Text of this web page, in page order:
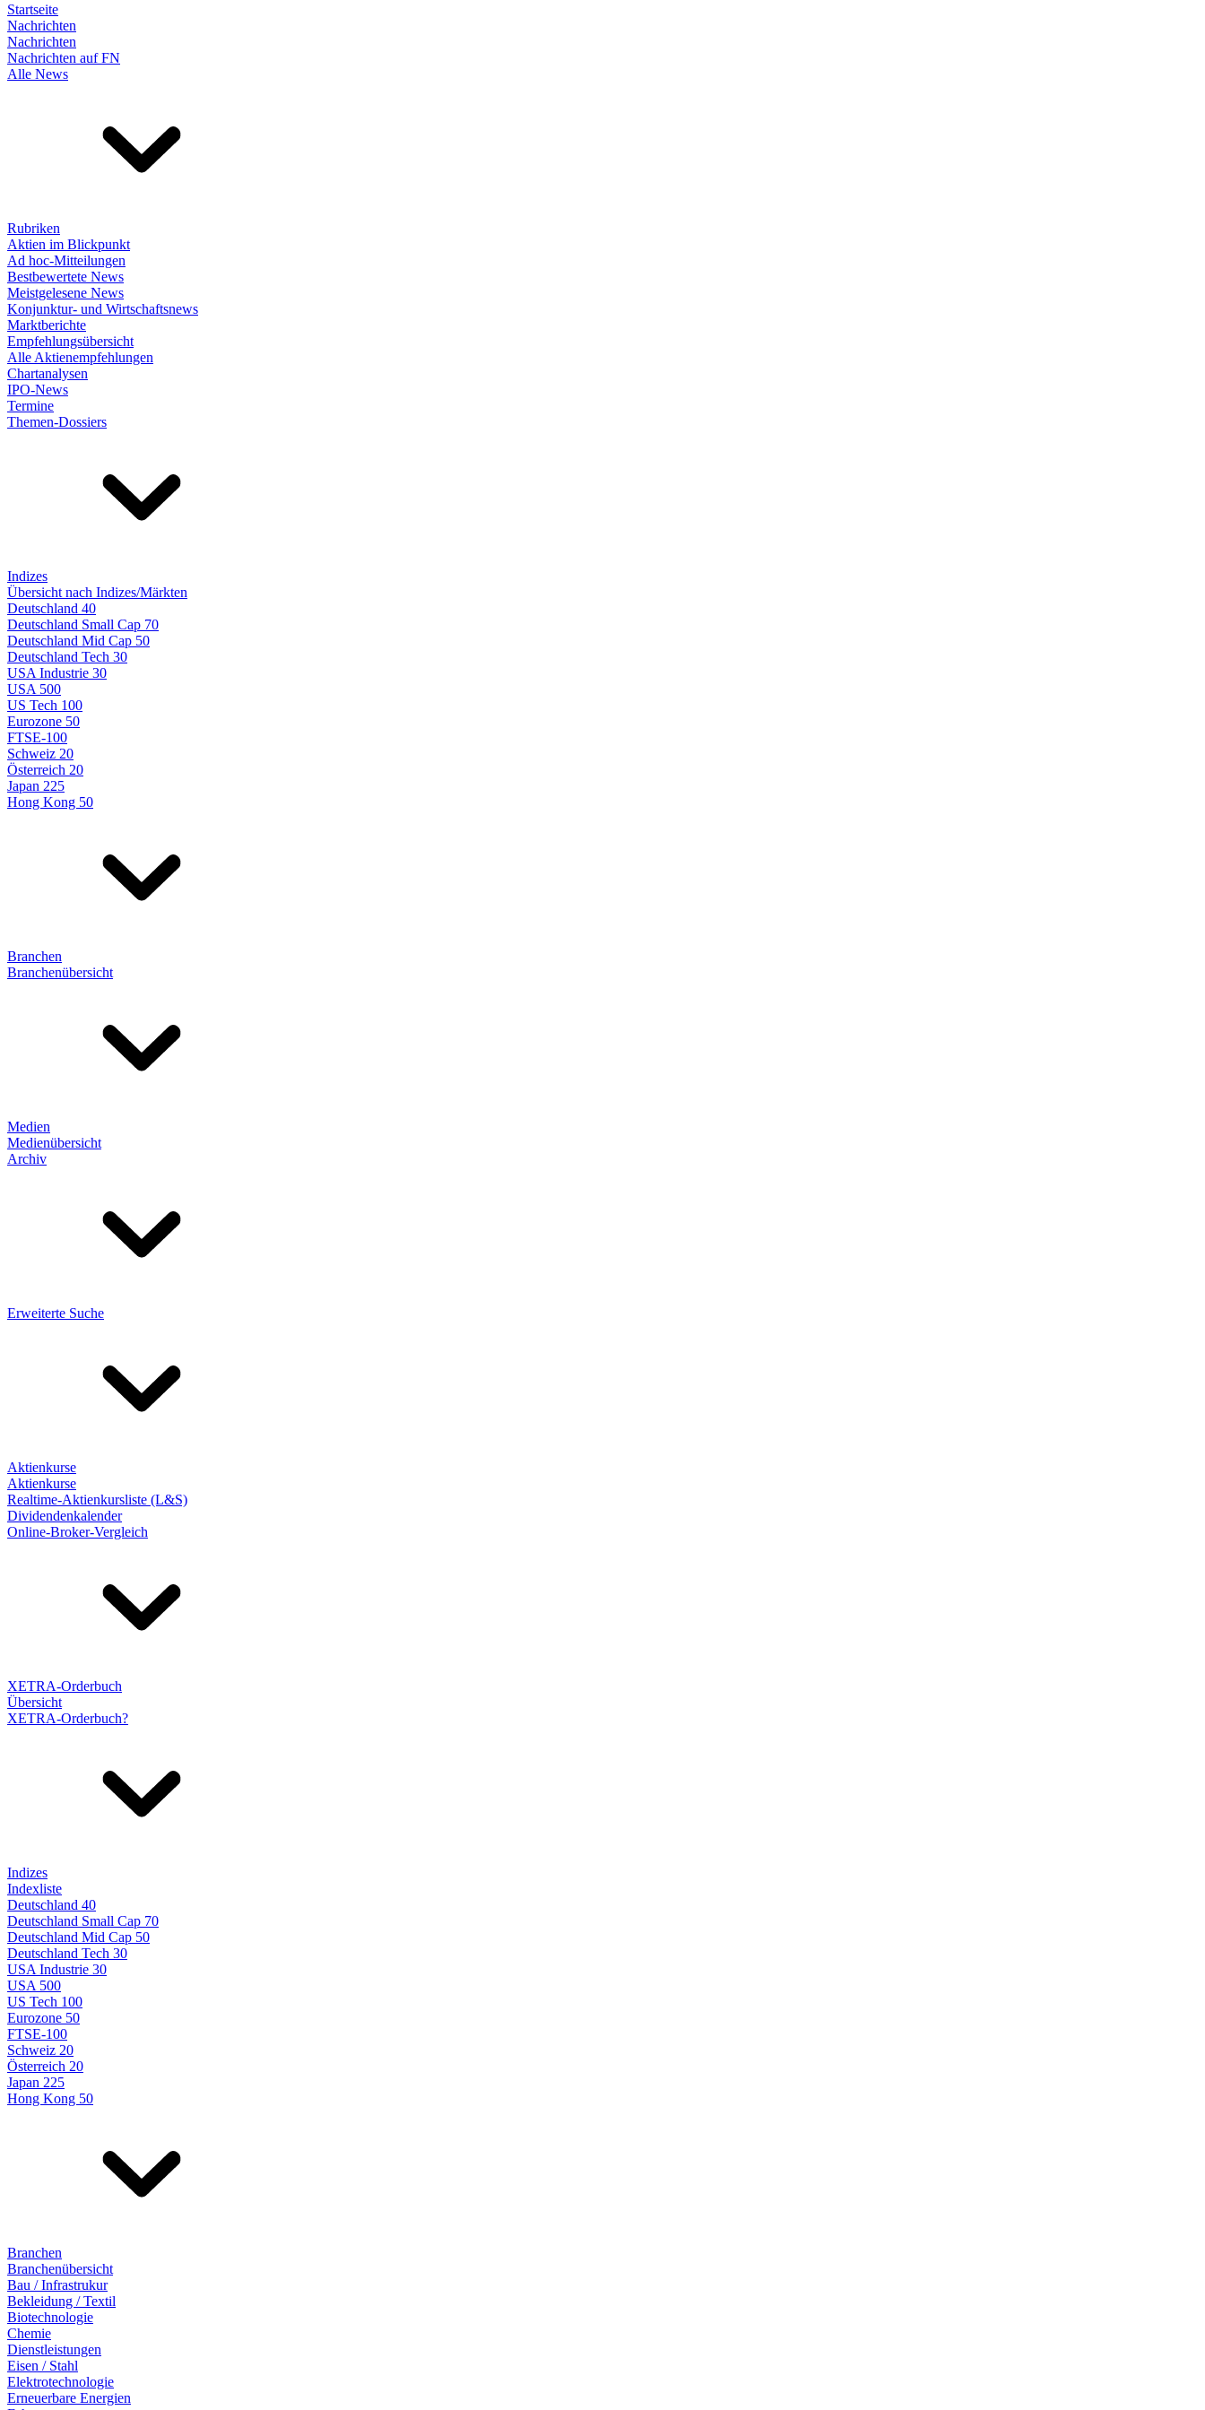
Startseite
Nachrichten
Nachrichten
Nachrichten auf FN
Alle News
Rubriken
Aktien im Blickpunkt
Ad hoc-Mitteilungen
Bestbewertete News
Meistgelesene News
Konjunktur- und Wirtschaftsnews
Marktberichte
Empfehlungsübersicht
Alle Aktienempfehlungen
Chartanalysen
IPO-News
Termine
Themen-Dossiers
Indizes
Übersicht nach Indizes/Märkten
Deutschland 40
Deutschland Small Cap 70
Deutschland Mid Cap 50
Deutschland Tech 30
USA Industrie 30
USA 500
US Tech 100
Eurozone 50
FTSE-100
Schweiz 20
Österreich 20
Japan 225
Hong Kong 50
Branchen
Branchenübersicht
Medien
Medienübersicht
Archiv
Erweiterte Suche
Aktienkurse
Aktienkurse
Realtime-Aktienkursliste (L&S)
Dividendenkalender
Online-Broker-Vergleich
XETRA-Orderbuch
Übersicht
XETRA-Orderbuch?
Indizes
Indexliste
Deutschland 40
Deutschland Small Cap 70
Deutschland Mid Cap 50
Deutschland Tech 30
USA Industrie 30
USA 500
US Tech 100
Eurozone 50
FTSE-100
Schweiz 20
Österreich 20
Japan 225
Hong Kong 50
Branchen
Branchenübersicht
Bau / Infrastrukur
Bekleidung / Textil
Biotechnologie
Chemie
Dienstleistungen
Eisen / Stahl
Elektrotechnologie
Erneuerbare Energien